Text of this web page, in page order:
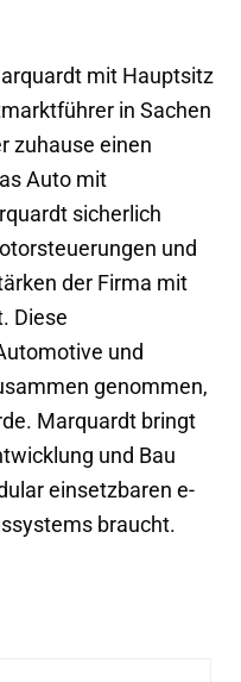
mit Hauptsitz
in Sachen
zuhause einen
Auto mit
sicherlich
und
der Firma mit
Diese
und
genommen,
Marquardt bringt
und Bau
einsetzbaren e-
braucht.